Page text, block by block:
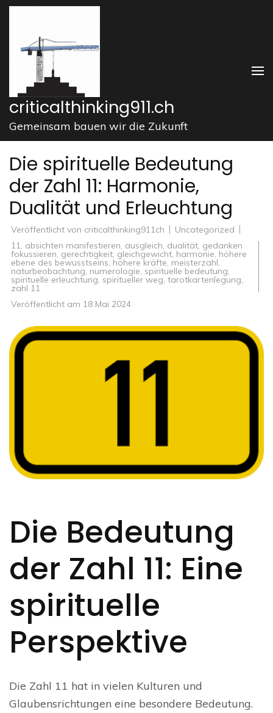
Zum
springen
drücken)
criticalthinking911.ch
Gemeinsam bauen wir die Zukunft
Die spirituelle Bedeutung
der Zahl 11: Harmonie,
Dualität und Erleuchtung
Veröffentlicht von criticalthinking911ch
Uncategorized
11, absichten manifestieren, ausgleich, dualität, gedanken
fokussieren, gerechtigkeit, gleichgewicht, harmonie, höhere
ebene des bewusstseins, höhere kräfte, meisterzahl,
naturbeobachtung, numerologie, spirituelle bedeutung,
spirituelle erleuchtung, spiritueller weg, tarotkartenlegung,
zahl 11
Veröffentlicht am 18 Mai 2024
Die Bedeutung
der Zahl 11: Eine
spirituelle
Perspektive
Die Zahl 11 hat in vielen Kulturen und
Glaubensrichtungen eine besondere Bedeutung.